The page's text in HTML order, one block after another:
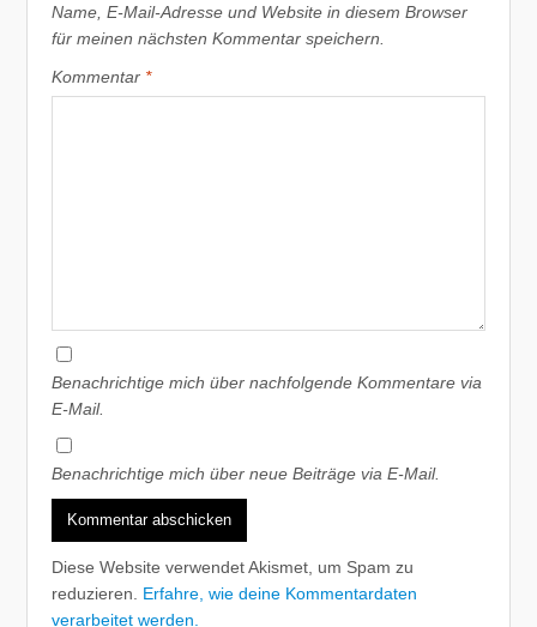
Name, E-Mail-Adresse und Website in diesem Browser
für meinen nächsten Kommentar speichern.
Kommentar *
Benachrichtige mich über nachfolgende Kommentare via
E-Mail.
Benachrichtige mich über neue Beiträge via E-Mail.
Diese Website verwendet Akismet, um Spam zu
reduzieren. Erfahre, wie deine Kommentardaten
verarbeitet werden.